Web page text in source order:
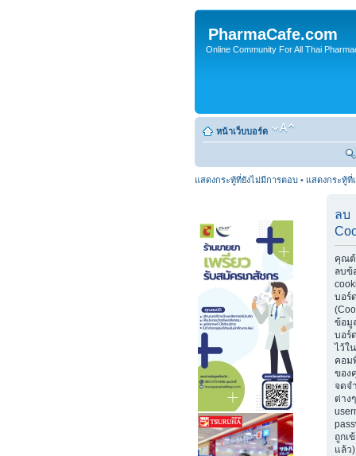
PharmaCafe.com
Online Community For All Thai
หน้าเว็บบอร์ด
แสดงกระทู้ที่ยังไม่มีการตอบ • แสดงกระทู้ที่
ลบ
คุณต้
ลบข้
บอร์
ข้อมู
บอร์
ไว้ใน
คอม
ของ
จดจ
ต่าง
ถูกเ
แล้ว)